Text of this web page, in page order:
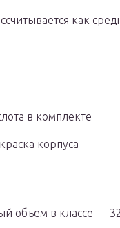
как
в комплекте
корпуса
объем в классе —